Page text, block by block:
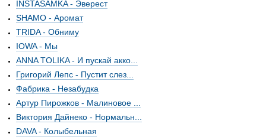
INSTASAMKA - Эверест
SHAMO - Аромат
TRIDA - Обниму
IOWA - Мы
ANNA TOLIKA - И пускай акко...
Григорий Лепс - Пустит слез...
Фабрика - Незабудка
Артур Пирожков - Малиновое ...
Виктория Дайнеко - Нормальн...
DAVA - Колыбельная